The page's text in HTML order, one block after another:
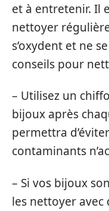
et à entretenir. Il
nettoyer
s’oxydent et ne
conseils pour
– Utilisez un
bijoux après
permettra
contaminants
– Si vos bijoux
les nettoyer avec